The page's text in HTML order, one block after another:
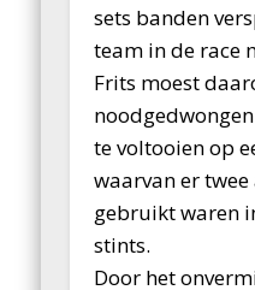
sets banden
team in de race
Frits moest
te voltooien op
waarvan er
gebruikt waren
stints.
Door het